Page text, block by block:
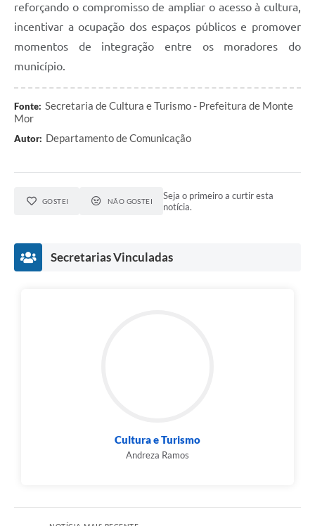
reforçando o compromisso de ampliar o acesso à cultura,
incentivar a ocupação dos espaços públicos e promover
momentos de integração entre os moradores do
município.
Fonte: Secretaria de Cultura e Turismo - Prefeitura de Monte
Mor
Autor: Departamento de Comunicação
GOSTEI NÃO GOSTEI
Seja o primeiro a curtir esta
notícia.
Secretarias Vinculadas
Cultura e Turismo
Andreza Ramos